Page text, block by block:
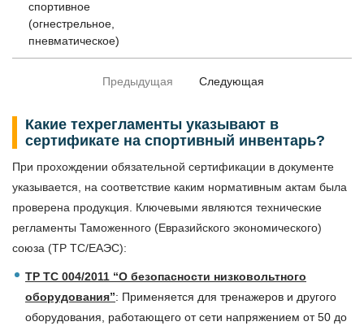
спортивное
(огнестрельное,
пневматическое)
Предыдущая Следующая
Какие техрегламенты указывают в
сертификате на спортивный инвентарь?
При прохождении обязательной сертификации в документе
указывается, на соответствие каким нормативным актам была
проверена продукция. Ключевыми являются технические
регламенты Таможенного (Евразийского экономического)
союза (ТР ТС/ЕАЭС):
ТР ТС 004/2011 “О безопасности низковольтного
оборудования”: Применяется для тренажеров и другого
оборудования, работающего от сети напряжением от 50 до